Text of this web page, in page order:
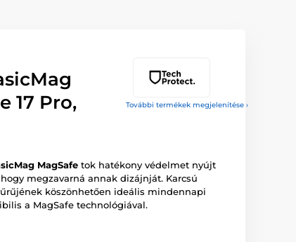
További termékek megjelenítése ›
17 Pro,
MagSafe tok hatékony védelmet nyújt
megzavarná annak dizájnját. Karcsú
köszönhetően ideális mindennapi
a MagSafe technológiával.